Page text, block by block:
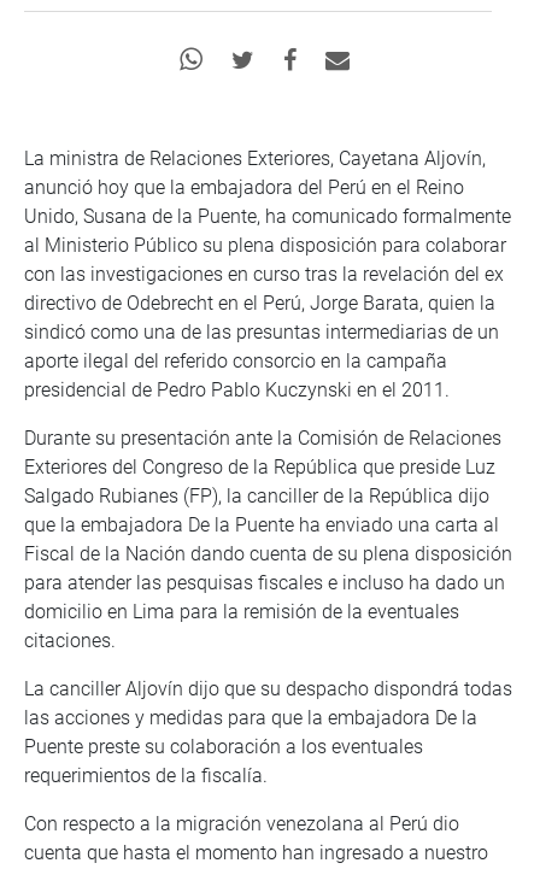
La ministra de Relaciones Exteriores, Cayetana Aljovín,
anunció hoy que la embajadora del Perú en el Reino
Unido, Susana de la Puente, ha comunicado formalmente
al Ministerio Público su plena disposición para colaborar
con las investigaciones en curso tras la revelación del ex
directivo de Odebrecht en el Perú, Jorge Barata, quien la
sindicó como una de las presuntas intermediarias de un
aporte ilegal del referido consorcio en la campaña
presidencial de Pedro Pablo Kuczynski en el 2011.
Durante su presentación ante la Comisión de Relaciones
Exteriores del Congreso de la República que preside Luz
Salgado Rubianes (FP), la canciller de la República dijo
que la embajadora De la Puente ha enviado una carta al
Fiscal de la Nación dando cuenta de su plena disposición
para atender las pesquisas fiscales e incluso ha dado un
domicilio en Lima para la remisión de la eventuales
citaciones.
La canciller Aljovín dijo que su despacho dispondrá todas
las acciones y medidas para que la embajadora De la
Puente preste su colaboración a los eventuales
requerimientos de la fiscalía.
Con respecto a la migración venezolana al Perú dio
cuenta que hasta el momento han ingresado a nuestro